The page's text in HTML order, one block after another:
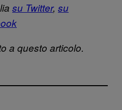
su Twitter, su
a questo articolo.